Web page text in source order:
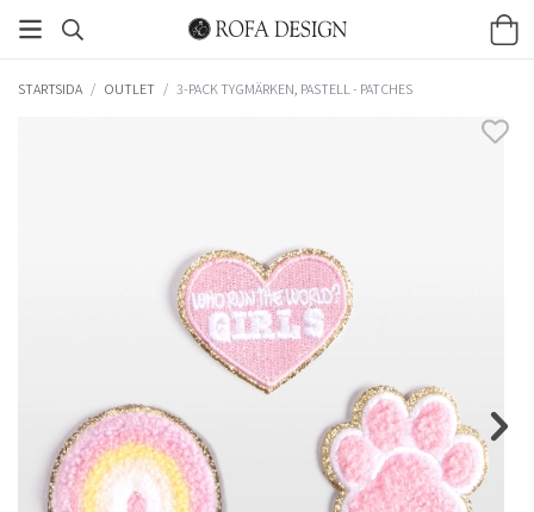
STARTSIDA / OUTLET / 3-PACK TYGMÄRKEN, PASTELL - PATCHES